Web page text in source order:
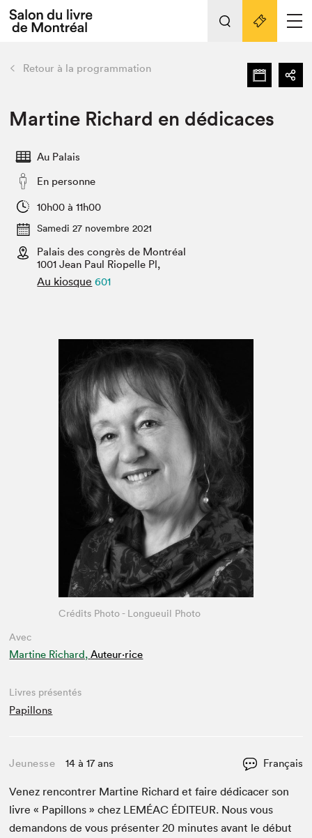
Espace médias
Espace exposant⋅e⋅s
Tout sur l'édition 2022
Actualités
Vidéos et Balados
Club de lecture Braindate
retour Nos activités
Édition 2022
Planifier sa visite
Projets partenaires 2022
Archives
Liens pratiques
Retour à la programmation
Martine Richard en dédicaces
Au Palais
En personne
10h00 à 11h00
Samedi 27 novembre 2021
Palais des congrès de Montréal
1001 Jean Paul Riopelle Pl,
Au kiosque 601
Avec
Martine Richard, Auteur·rice
Crédits Photo - Longueuil Photo
Livres présentés
Papillons
Jeunesse 14 à 17 ans Français
Venez ren­con­tr­er Mar­tine Richard et faire dédi­cac­er son
livre « Papil­lons » chez LEMÉAC ÉDI­TEUR. Nous vous
deman­dons de vous présen­ter20 min­utes avant le début